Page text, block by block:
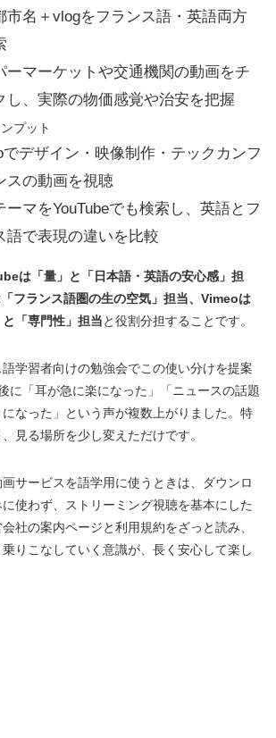
市名＋vlogをフランス語・英語両方
ーマーケットや交通機関の動画をチ
し、実際の物価感覚や治安を把握
プット
でデザイン・映像制作・テックカンフ
スの動画を視聴
ーマをYouTubeでも検索し、英語とフ
語で表現の違いを比較
は「量」と「日本語・英語の安心感」担
フランス語圏の生の空気」担当、Vimeoは
と「専門性」担当と役割分担することです。
学習者向けの勉強会でこの使い分けを提案
に「耳が急に楽になった」「ニュースの話題
なった」という声が複数上がりました。特
見る場所を少し変えただけです。
サービスを語学用に使うときは、ダウンロ
使わず、ストリーミング視聴を基本にした
社の案内ページと利用規約をざっと読み、
りこなしていく意識が、長く安心して楽し